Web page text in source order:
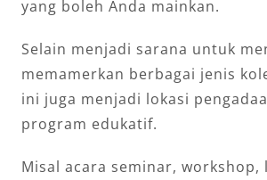
yang boleh Anda mainkan.
Selain menjadi sarana untuk
memamerkan berbagai jenis
ini juga menjadi lokasi
program edukatif.
Misal acara seminar, workshop,